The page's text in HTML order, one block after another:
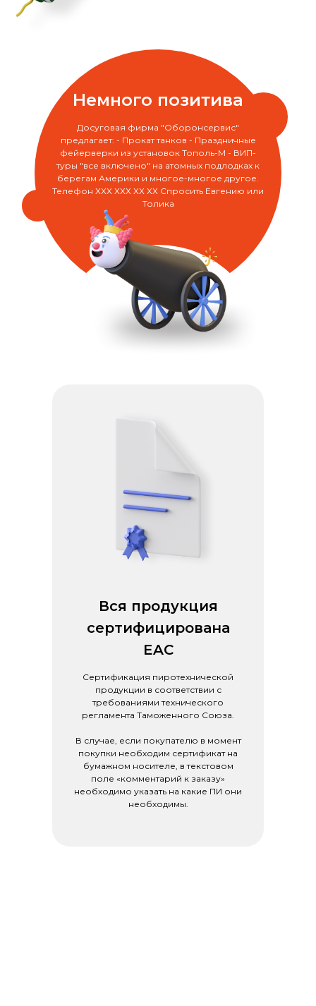
Немного позитива
Досуговая фирма "Оборонсервис"
предлагает: - Прокат танков - Праздничные
фейерверки из установок Тополь-М - ВИП-
туры "все включено" на атомных подлодках к
берегам Америки и многое-многое другое.
Телефон ХХХ ХХХ ХХ ХХ Спросить Евгению или
Толика
Вся продукция
сертифицирована
EAC
Сертификация пиротехнической
продукции в соответствии с
требованиями технического
регламента Таможенного Союза.
В случае, если покупателю в момент
покупки необходим сертификат на
бумажном носителе, в текстовом
поле «комментарий к заказу»
необходимо указать на какие ПИ они
необходимы.